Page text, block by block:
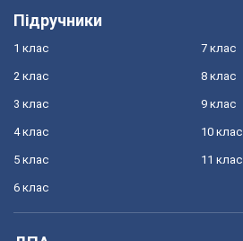
Підручники
1 клас
2 клас
3 клас
4 клас
5 клас
6 клас
7 клас
8 клас
9 клас
10 клас
11 клас